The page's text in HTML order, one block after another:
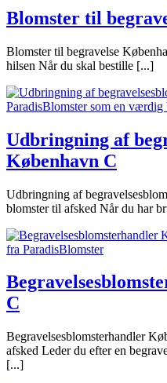
Blomster til
Blomster til begravelse
hilsen Når du skal bestille [...]
Udbringning af
København C
Udbringning af
blomster til afsked Når du har
C
Begravelsesblomsterhandler
afsked Leder du efter en
[...]